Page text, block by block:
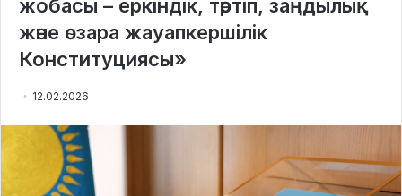
жобасы – еркіндік, тәртіп, заңдылық
және өзара жауапкершілік
Конституциясы»
12.02.2026